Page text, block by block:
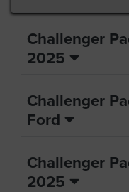
Challenger
2025
Challenger
Ford
Challenger
2025